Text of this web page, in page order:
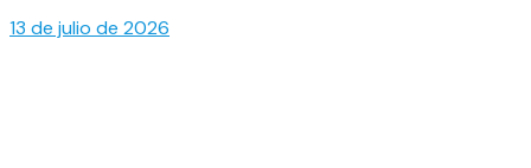
13 de julio de 2026